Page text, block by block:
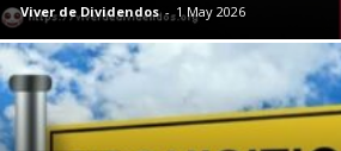
Viver de Dividendos - 1 May 2026